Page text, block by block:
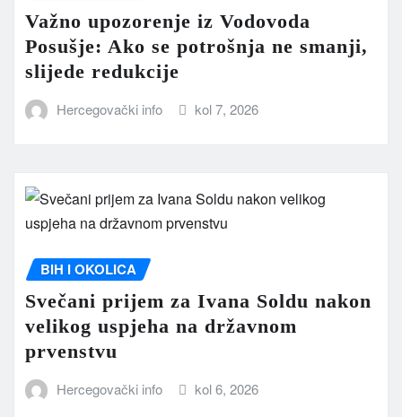
Važno upozorenje iz Vodovoda
Posušje: Ako se potrošnja ne smanji,
slijede redukcije
Hercegovački info kol 7, 2026
BIH I OKOLICA
Svečani prijem za Ivana Soldu nakon
velikog uspjeha na državnom
prvenstvu
Hercegovački info kol 6, 2026